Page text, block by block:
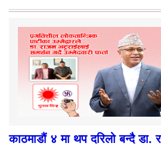
काठमाडौं ४ मा थप दरिलो बन्दै डा.